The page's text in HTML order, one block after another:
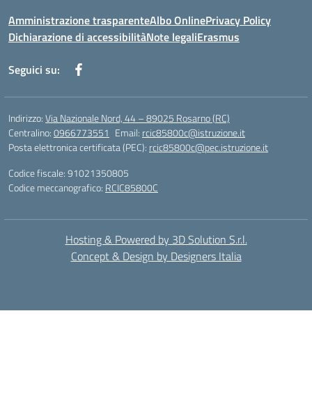
Amministrazione trasparenteAlbo OnlinePrivacy Policy
Dichiarazione di accessibilitàNote legaliErasmus
Seguici su:
Indirizzo:Via Nazionale Nord, 44 – 89025 Rosarno (RC)
Centralino:0966773551 Email: rcic85800c@istruzione.it
Posta elettronica certificata (PEC): rcic85800c@pec.istruzione.it
Codice fiscale: 91021350805
Codice meccanografico: RCIC85800C
Hosting & Powered by 3D Solution S.r.l.
Concept & Design by Designers Italia